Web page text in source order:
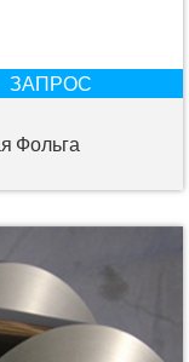
ЗАПРОС
Фольга